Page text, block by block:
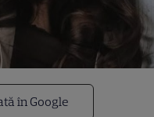
în Google